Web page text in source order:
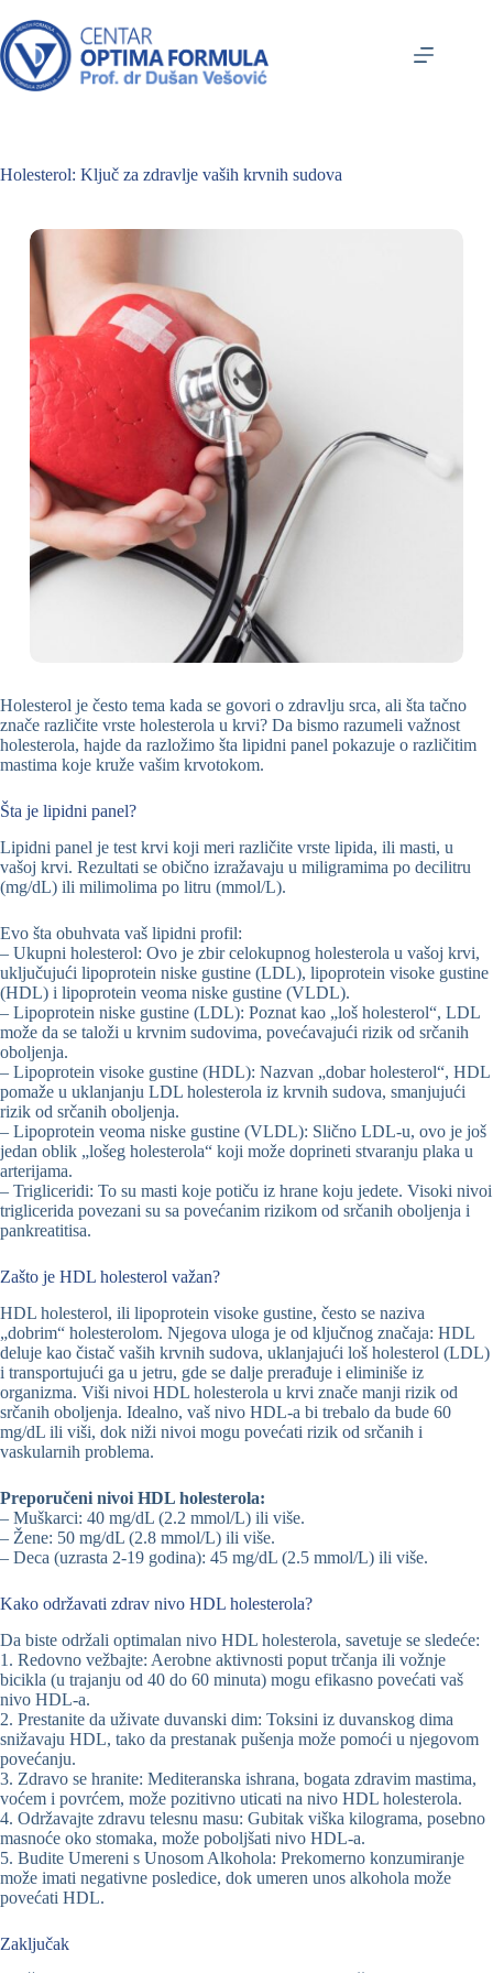
Holesterol: Ključ za zdravlje vaših krvnih sudova
Holesterol je često tema kada se govori o zdravlju srca, ali šta tačno
znače različite vrste holesterola u krvi? Da bismo razumeli važnost
holesterola, hajde da razložimo šta lipidni panel pokazuje o različitim
mastima koje kruže vašim krvotokom.
Šta je lipidni panel?
Lipidni panel je test krvi koji meri različite vrste lipida, ili masti, u
vašoj krvi. Rezultati se obično izražavaju u miligramima po decilitru
(mg/dL) ili milimolima po litru (mmol/L).
Evo šta obuhvata vaš lipidni profil:
– Ukupni holesterol: Ovo je zbir celokupnog holesterola u vašoj krvi,
uključujući lipoprotein niske gustine (LDL), lipoprotein visoke gustine
(HDL) i lipoprotein veoma niske gustine (VLDL).
– Lipoprotein niske gustine (LDL): Poznat kao „loš holesterol“, LDL
može da se taloži u krvnim sudovima, povećavajući rizik od srčanih
oboljenja.
– Lipoprotein visoke gustine (HDL): Nazvan „dobar holesterol“, HDL
pomaže u uklanjanju LDL holesterola iz krvnih sudova, smanjujući
rizik od srčanih oboljenja.
– Lipoprotein veoma niske gustine (VLDL): Slično LDL-u, ovo je još
jedan oblik „lošeg holesterola“ koji može doprineti stvaranju plaka u
arterijama.
– Trigliceridi: To su masti koje potiču iz hrane koju jedete. Visoki nivoi
triglicerida povezani su sa povećanim rizikom od srčanih oboljenja i
pankreatitisa.
Zašto je HDL holesterol važan?
HDL holesterol, ili lipoprotein visoke gustine, često se naziva
„dobrim“ holesterolom. Njegova uloga je od ključnog značaja: HDL
deluje kao čistač vaših krvnih sudova, uklanjajući loš holesterol (LDL)
i transportujući ga u jetru, gde se dalje prerađuje i eliminiše iz
organizma. Viši nivoi HDL holesterola u krvi znače manji rizik od
srčanih oboljenja. Idealno, vaš nivo HDL-a bi trebalo da bude 60
mg/dL ili viši, dok niži nivoi mogu povećati rizik od srčanih i
vaskularnih problema.
Preporučeni nivoi HDL holesterola:
– Muškarci: 40 mg/dL (2.2 mmol/L) ili više.
– Žene: 50 mg/dL (2.8 mmol/L) ili više.
– Deca (uzrasta 2-19 godina): 45 mg/dL (2.5 mmol/L) ili više.
Kako održavati zdrav nivo HDL holesterola?
Da biste održali optimalan nivo HDL holesterola, savetuje se sledeće:
1. Redovno vežbajte: Aerobne aktivnosti poput trčanja ili vožnje
bicikla (u trajanju od 40 do 60 minuta) mogu efikasno povećati vaš
nivo HDL-a.
2. Prestanite da uživate duvanski dim: Toksini iz duvanskog dima
snižavaju HDL, tako da prestanak pušenja može pomoći u njegovom
povećanju.
3. Zdravo se hranite: Mediteranska ishrana, bogata zdravim mastima,
voćem i povrćem, može pozitivno uticati na nivo HDL holesterola.
4. Održavajte zdravu telesnu masu: Gubitak viška kilograma, posebno
masnoće oko stomaka, može poboljšati nivo HDL-a.
5. Budite Umereni s Unosom Alkohola: Prekomerno konzumiranje
može imati negativne posledice, dok umeren unos alkohola može
povećati HDL.
Zaključak